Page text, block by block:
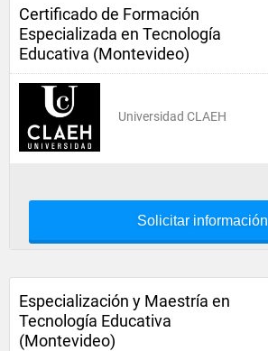
Certificado de Formación
Especializada en Tecnología
Educativa (Montevideo)
Universidad CLAEH
Solicitar información
Especialización y Maestría en
Tecnología Educativa
(Montevideo)